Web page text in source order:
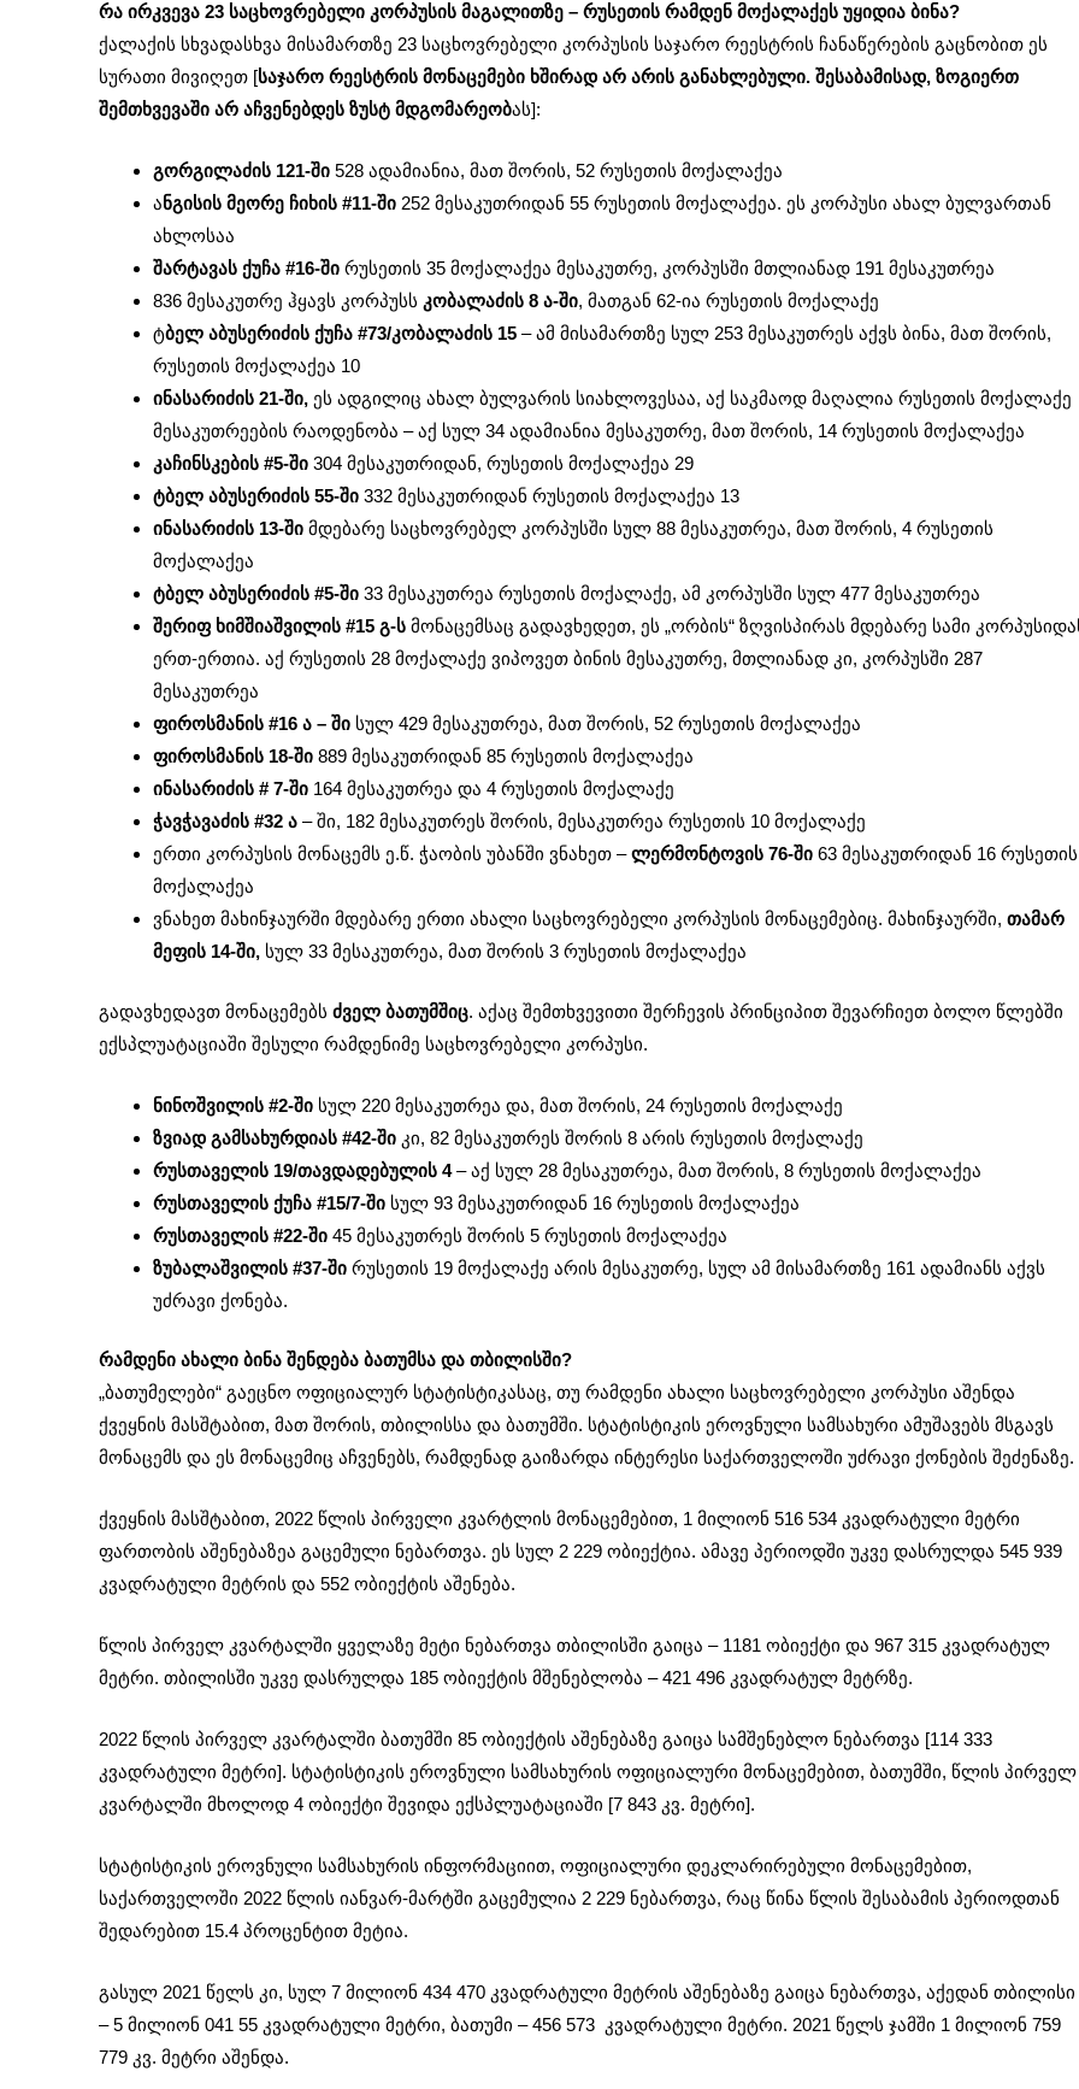
რა ირკვევა 23 საცხოვრებელი კორპუსის მაგალითზე – რუსეთის რამდენ მოქალაქეს უყიდია ბინა?
ქალაქის სხვადასხვა მისამართზე 23 საცხოვრებელი კორპუსის საჯარო რეესტრის ჩანაწერების გაცნობით ეს
სურათი მივიღეთ [საჯარო რეესტრის მონაცემები ხშირად არ არის განახლებული. შესაბამისად, ზოგიერთ
შემთხვევაში არ აჩვენებდეს ზუსტ მდგომარეობას]:
გორგილაძის 121-ში 528 ადამიანია, მათ შორის, 52 რუსეთის მოქალაქეა
ანგისის მეორე ჩიხის #11-ში 252 მესაკუთრიდან 55 რუსეთის მოქალაქეა. ეს კორპუსი ახალ ბულვართან
ახლოსაა
შარტავას ქუჩა #16-ში რუსეთის 35 მოქალაქეა მესაკუთრე, კორპუსში მთლიანად 191 მესაკუთრეა
836 მესაკუთრე ჰყავს კორპუსს კობალაძის 8 ა-ში, მათგან 62-ია რუსეთის მოქალაქე
ტბელ აბუსერიძის ქუჩა #73/კობალაძის 15 – ამ მისამართზე სულ 253 მესაკუთრეს აქვს ბინა, მათ შორის,
რუსეთის მოქალაქეა 10
ინასარიძის 21-ში, ეს ადგილიც ახალ ბულვარის სიახლოვესაა, აქ საკმაოდ მაღალია რუსეთის მოქალაქე
მესაკუთრეების რაოდენობა – აქ სულ 34 ადამიანია მესაკუთრე, მათ შორის, 14 რუსეთის მოქალაქეა
კაჩინსკების #5-ში 304 მესაკუთრიდან, რუსეთის მოქალაქეა 29
ტბელ აბუსერიძის 55-ში 332 მესაკუთრიდან რუსეთის მოქალაქეა 13
ინასარიძის 13-ში მდებარე საცხოვრებელ კორპუსში სულ 88 მესაკუთრეა, მათ შორის, 4 რუსეთის
მოქალაქეა
ტბელ აბუსერიძის #5-ში 33 მესაკუთრეა რუსეთის მოქალაქე, ამ კორპუსში სულ 477 მესაკუთრეა
შერიფ ხიმშიაშვილის #15 გ-ს მონაცემსაც გადავხედეთ, ეს „ორბის“ ზღვისპირას მდებარე სამი
ერთ-ერთია. აქ რუსეთის 28 მოქალაქე ვიპოვეთ ბინის მესაკუთრე, მთლიანად კი, კორპუსში 287
მესაკუთრეა
ფიროსმანის #16 ა – ში სულ 429 მესაკუთრეა, მათ შორის, 52 რუსეთის მოქალაქეა
ფიროსმანის 18-ში 889 მესაკუთრიდან 85 რუსეთის მოქალაქეა
ინასარიძის # 7-ში 164 მესაკუთრეა და 4 რუსეთის მოქალაქე
ჭავჭავაძის #32 ა – ში, 182 მესაკუთრეს შორის, მესაკუთრეა რუსეთის 10 მოქალაქე
ერთი კორპუსის მონაცემს ე.წ. ჭაობის უბანში ვნახეთ –ლერმონტოვის 76-ში 63 მესაკუთრიდან 16 რუსეთის
მოქალაქეა
ვნახეთ მახინჯაურში მდებარე ერთი ახალი საცხოვრებელი კორპუსის მონაცემებიც. მახინჯაურში, თამარ
მეფის 14-ში, სულ 33 მესაკუთრეა, მათ შორის 3 რუსეთის მოქალაქეა
გადავხედავთ მონაცემებს ძველ ბათუმშიც. აქაც შემთხვევითი შერჩევის პრინციპით შევარჩიეთ ბოლო წლებში
ექსპლუატაციაში შესული რამდენიმე საცხოვრებელი კორპუსი.
ნინოშვილის #2-ში სულ 220 მესაკუთრეა და, მათ შორის, 24 რუსეთის მოქალაქე
ზვიად გამსახურდიას #42-ში კი, 82 მესაკუთრეს შორის 8 არის რუსეთის მოქალაქე
რუსთაველის 19/თავდადებულის 4– აქ სულ 28 მესაკუთრეა, მათ შორის, 8 რუსეთის მოქალაქეა
რუსთაველის ქუჩა #15/7-ში სულ 93 მესაკუთრიდან 16 რუსეთის მოქალაქეა
რუსთაველის #22-ში 45 მესაკუთრეს შორის 5 რუსეთის მოქალაქეა
ზუბალაშვილის #37-ში რუსეთის 19 მოქალაქე არის მესაკუთრე, სულ ამ მისამართზე 161 ადამიანს აქვს
უძრავი ქონება.
რამდენი ახალი ბინა შენდება ბათუმსა და თბილისში?
„ბათუმელები“ გაეცნო ოფიციალურ სტატისტიკასაც, თუ რამდენი ახალი საცხოვრებელი კორპუსი აშენდა
ქვეყნის მასშტაბით, მათ შორის, თბილისსა და ბათუმში. სტატისტიკის ეროვნული სამსახური ამუშავებს მსგავს
მონაცემს და ეს მონაცემიც აჩვენებს, რამდენად გაიზარდა ინტერესი საქართველოში უძრავი ქონების შეძენაზე.
ქვეყნის მასშტაბით, 2022 წლის პირველი კვარტლის მონაცემებით, 1 მილიონ 516 534 კვადრატული მეტრი
ფართობის აშენებაზეა გაცემული ნებართვა. ეს სულ 2 229 ობიექტია. ამავე პერიოდში უკვე დასრულდა 545 939
კვადრატული მეტრის და 552 ობიექტის აშენება.
წლის პირველ კვარტალში ყველაზე მეტი ნებართვა თბილისში გაიცა – 1181 ობიექტი და 967 315 კვადრატულ
მეტრი. თბილისში უკვე დასრულდა 185 ობიექტის მშენებლობა – 421 496 კვადრატულ მეტრზე.
2022 წლის პირველ კვარტალში ბათუმში 85 ობიექტის აშენებაზე გაიცა სამშენებლო ნებართვა [114 333
კვადრატული მეტრი]. სტატისტიკის ეროვნული სამსახურის ოფიციალური მონაცემებით, ბათუმში, წლის პირველ
კვარტალში მხოლოდ 4 ობიექტი შევიდა ექსპლუატაციაში [7 843 კვ. მეტრი].
სტატისტიკის ეროვნული სამსახურის ინფორმაციით, ოფიციალური დეკლარირებული მონაცემებით,
საქართველოში 2022 წლის იანვარ-მარტში გაცემულია 2 229 ნებართვა, რაც წინა წლის შესაბამის პერიოდთან
შედარებით 15.4 პროცენტით მეტია.
გასულ 2021 წელს კი, სულ 7 მილიონ 434 470 კვადრატული მეტრის აშენებაზე გაიცა ნებართვა, აქედან თბილისი
– 5 მილიონ 041 55 კვადრატული მეტრი, ბათუმი – 456 573 კვადრატული მეტრი. 2021 წელს ჯამში 1 მილიონ 759
779 კვ. მეტრი აშენდა.